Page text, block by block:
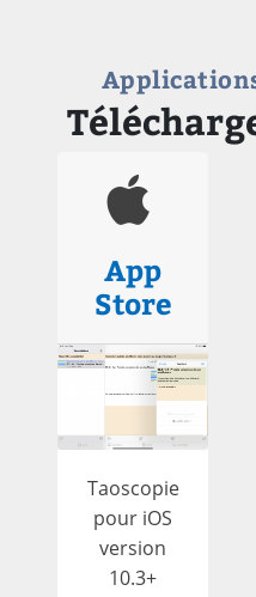
App
Store
Taoscopie
pour iOS
version
10.3+